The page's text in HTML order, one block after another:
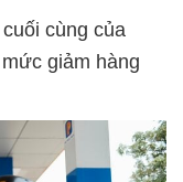
cùng của
giảm hàng